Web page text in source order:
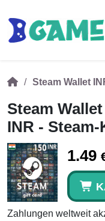
Steam Wallet
Steam
INR -
1.49
Zahlungen weltweit